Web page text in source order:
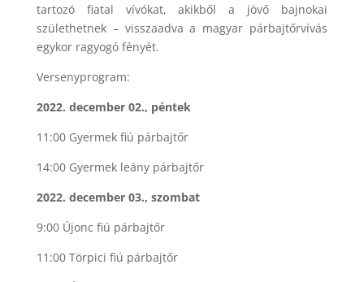
tartozó fiatal vívókat, akikből a jövő bajnokai
születhetnek – visszaadva a magyar párbajtőrvívás
egykor ragyogó fényét.
Versenyprogram:
2022. december 02., péntek
11:00 Gyermek fiú párbajtőr
14:00 Gyermek leány párbajtőr
2022. december 03., szombat
9:00 Újonc fiú párbajtőr
11:00 Törpici fiú párbajtőr